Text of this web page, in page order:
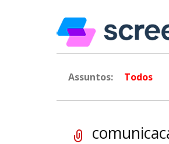
Assuntos: Todos